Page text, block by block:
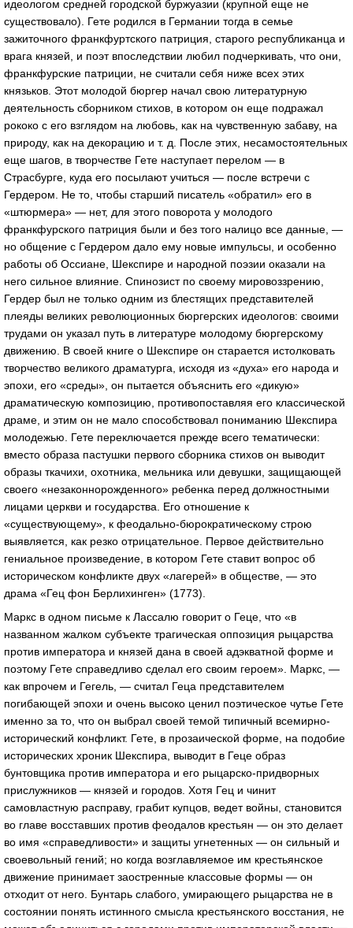
идеологом средней городской буржуазии (крупной еще не
существовало). Гете родился в Германии тогда в семье
зажиточного франкфуртского патриция, старого республиканца и
врага князей, и поэт впоследствии любил подчеркивать, что они,
франкфурские патриции, не считали себя ниже всех этих
князьков. Этот молодой бюргер начал свою литературную
деятельность сборником стихов, в котором он еще подражал
рококо с его взглядом на любовь, как на чувственную забаву, на
природу, как на декорацию и т. д. После этих, несамостоятельных
еще шагов, в творчестве Гете наступает перелом — в
Страсбурге, куда его посылают учиться — после встречи с
Гердером. Не то, чтобы старший писатель «обратил» его в
«штюрмера» — нет, для этого поворота у молодого
франкфурского патриция были и без того налицо все данные, —
но общение с Гердером дало ему новые импульсы, и особенно
работы об Оссиане, Шекспире и народной поэзии оказали на
него сильное влияние. Спинозист по своему мировоззрению,
Гердер был не только одним из блестящих представителей
плеяды великих революционных бюргерских идеологов: своими
трудами он указал путь в литературе молодому бюргерскому
движению. В своей книге о Шекспире он старается истолковать
творчество великого драматурга, исходя из «духа» его народа и
эпохи, его «среды», он пытается объяснить его «дикую»
драматическую композицию, противопоставляя его классической
драме, и этим он не мало способствовал пониманию Шекспира
молодежью. Гете переключается прежде всего тематически:
вместо образа пастушки первого сборника стихов он выводит
образы ткачихи, охотника, мельника или девушки, защищающей
своего «незаконнорожденного» ребенка перед должностными
лицами церкви и государства. Его отношение к
«существующему», к феодально-бюрократическому строю
выявляется, как резко отрицательное. Первое действительно
гениальное произведение, в котором Гете ставит вопрос об
историческом конфликте двух «лагерей» в обществе, — это
драма «Гец фон Берлихинген» (1773).
Маркс в одном письме к Лассалю говорит о Геце, что «в
названном жалком субъекте трагическая оппозиция рыцарства
против императора и князей дана в своей адэкватной форме и
поэтому Гете справедливо сделал его своим героем». Маркс, —
как впрочем и Гегель, — считал Геца представителем
погибающей эпохи и очень высоко ценил поэтическое чутье Гете
именно за то, что он выбрал своей темой типичный всемирно-
исторический конфликт. Гете, в прозаической форме, на подобие
исторических хроник Шекспира, выводит в Геце образ
бунтовщика против императора и его рыцарско-придворных
прислужников — князей и городов. Хотя Гец и чинит
самовластную расправу, грабит купцов, ведет войны, становится
во главе восставших против феодалов крестьян — он это делает
во имя «справедливости» и защиты угнетенных — он сильный и
своевольный гений; но когда возглавляемое им крестьянское
движение принимает заостренные классовые формы — он
отходит от него. Бунтарь слабого, умирающего рыцарства не в
состоянии понять истинного смысла крестьянского восстания, не